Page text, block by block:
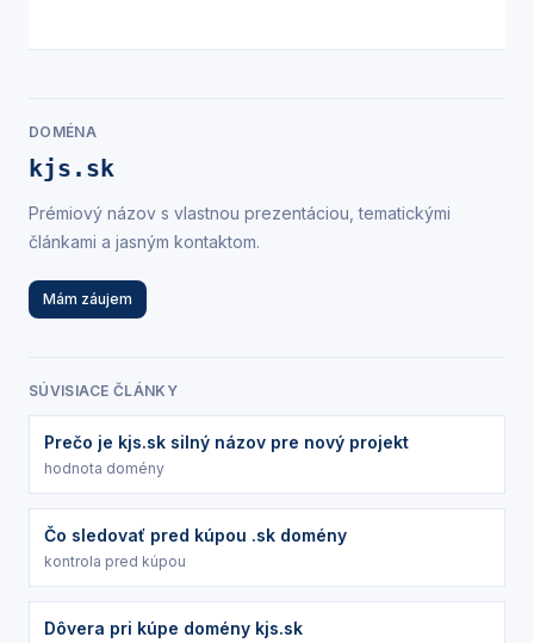
DOMÉNA
kjs.sk
Prémiový názov s vlastnou prezentáciou, tematickými
článkami a jasným kontaktom.
Mám záujem
SÚVISIACE ČLÁNKY
Prečo je kjs.sk silný názov pre nový projekt
hodnota domény
Čo sledovať pred kúpou .sk domény
kontrola pred kúpou
Dôvera pri kúpe domény kjs.sk